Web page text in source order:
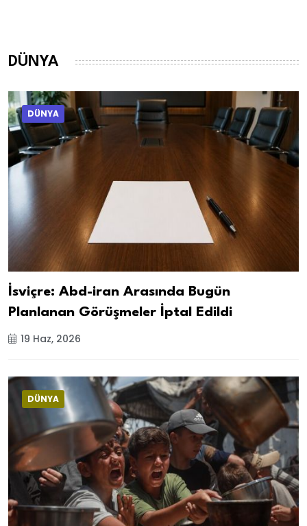
DÜNYA
DÜNYA
İsviçre: Abd-iran Arasında Bugün
Planlanan Görüşmeler İptal Edildi
19 Haz, 2026
DÜNYA